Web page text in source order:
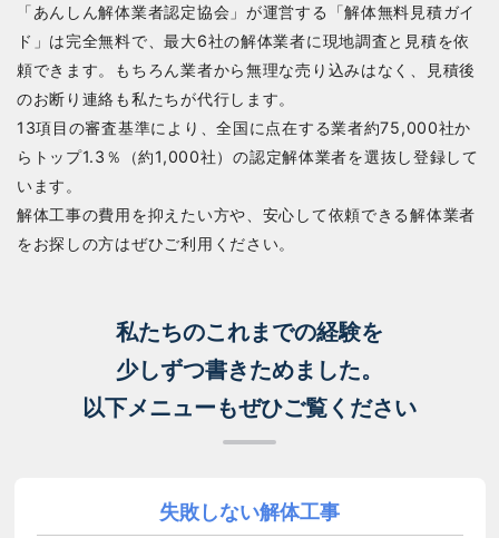
「あんしん解体業者認定協会」が運営する「解体無料見積ガイ
ド」は完全無料で、最大6社の解体業者に現地調査と見積を依
頼できます。もちろん業者から無理な売り込みはなく、見積後
のお断り連絡も私たちが代行します。
13項目の審査基準により、全国に点在する業者約75,000社か
らトップ1.3％（約1,000社）の認定解体業者を選抜し登録して
います。
解体工事の費用を抑えたい方や、安心して依頼できる解体業者
をお探しの方はぜひご利用ください。
私たちのこれまでの経験を
少しずつ書きためました。
以下メニューもぜひご覧ください
失敗しない解体工事